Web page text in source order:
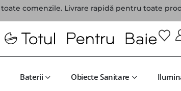
comenzile. Livrare rapidă pentru toate
Baterii Obiecte Sanitare